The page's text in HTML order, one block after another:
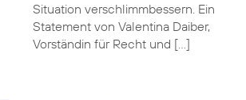
Situation verschlimmbessern. Ein
Statement von Valentina Daiber,
Vorständin für Recht und […]